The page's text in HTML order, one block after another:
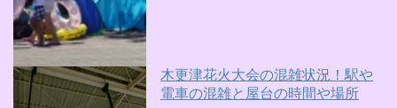
木更津花火大会の混雑状況！駅や
電車の混雑と屋台の時間や場所